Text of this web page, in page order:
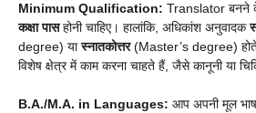
Minimum Qualification: Translator बनने
कक्षा पासहोनी चाहिए। हालांकि, अधिकांश अनुवादक
degree) यास्नातकोत्तर(Master’s degree)
विशेष क्षेत्र में काम करना चाहते हैं, जैसे कानूनी या
B.A./M.A. in Languages: आप अपनी मूल